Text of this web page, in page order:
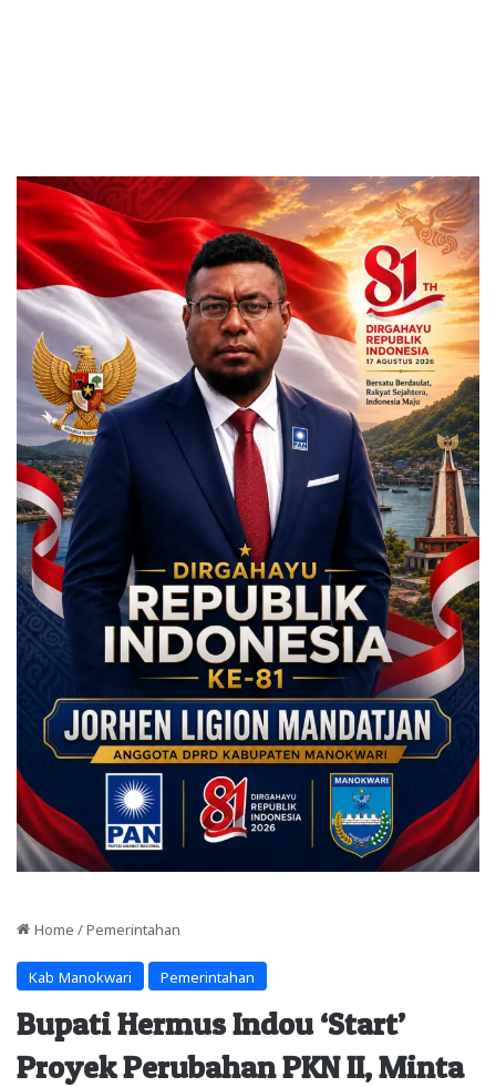
Home / Pemerintahan
Kab Manokwari Pemerintahan
Bupati Hermus Indou ‘Start’
Proyek Perubahan PKN II, Minta